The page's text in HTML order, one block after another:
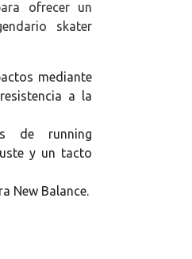
ofrecer un
skater
mediante
a la
de running
y un tacto
New Balance.